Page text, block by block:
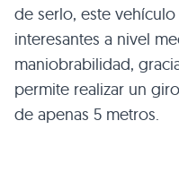
de serlo, este
interesantes a nivel
maniobrabilidad,
permite realizar un
de apenas 5 metros.